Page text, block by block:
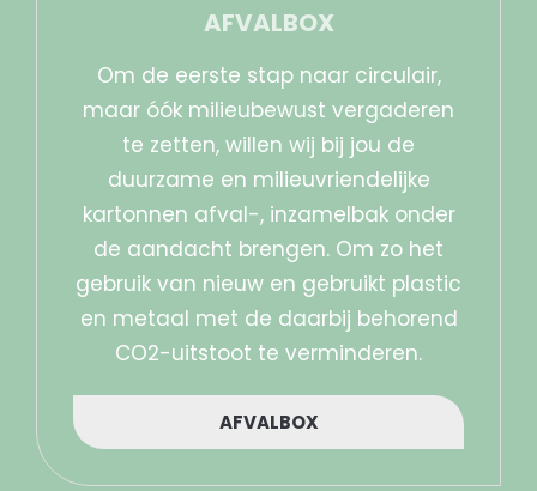
AFVALBOX
Om de eerste stap naar circulair,
maar óók milieubewust vergaderen
te zetten, willen wij bij jou de
duurzame en milieuvriendelijke
kartonnen afval-, inzamelbak onder
de aandacht brengen. Om zo het
gebruik van nieuw en gebruikt plastic
en metaal met de daarbij behorend
CO2-uitstoot te verminderen.
AFVALBOX